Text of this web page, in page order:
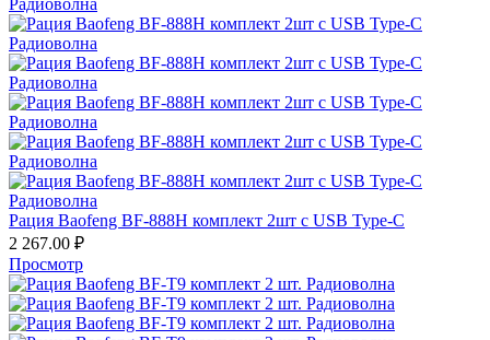
Рация Baofeng BF-888H комплект 2шт с USB Type-C
2 267.00 ₽
Просмотр